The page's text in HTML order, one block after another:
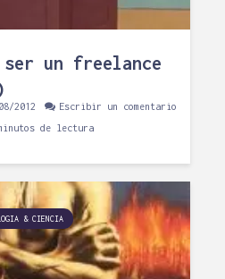
ser un freelance
2012 Escribir un comentario
de lectura
& CIENCIA